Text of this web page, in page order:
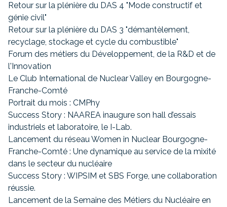
Retour sur la plénière du DAS 4 "Mode constructif et
génie civil"
Retour sur la plénière du DAS 3 "démantèlement,
recyclage, stockage et cycle du combustible"
Forum des métiers du Développement, de la R&D et de
l'Innovation
Le Club International de Nuclear Valley en Bourgogne-
Franche-Comté
Portrait du mois : CMPhy
Success Story : NAAREA inaugure son hall d’essais
industriels et laboratoire, le I-Lab.
Lancement du réseau Women in Nuclear Bourgogne-
Franche-Comté : Une dynamique au service de la mixité
dans le secteur du nucléaire
Success Story : WIPSIM et SBS Forge, une collaboration
réussie.
Lancement de la Semaine des Métiers du Nucléaire en